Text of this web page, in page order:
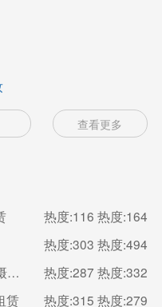
查看更多
热度:116 热度:164
热度:303 热度:494
内蒙古乌海艾拉婚纱米乐儿童摄影---婚礼跟妆
热度:287 热度:332
赁
热度:315 热度:279